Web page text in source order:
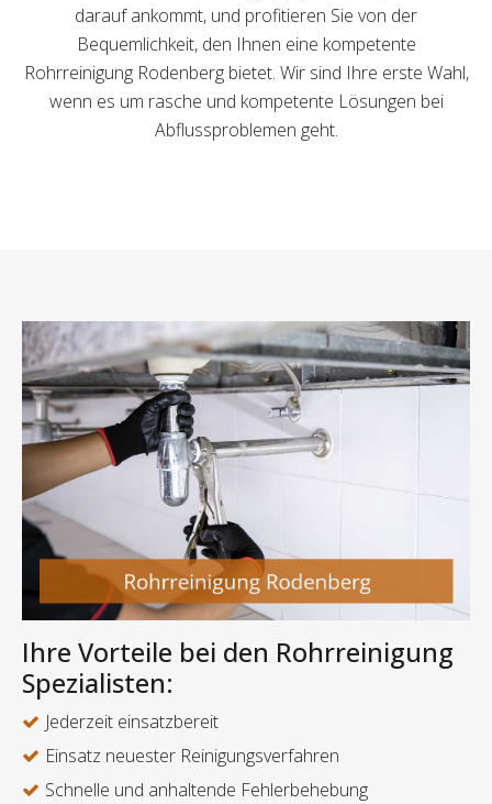
darauf ankommt, und profitieren Sie von der
Bequemlichkeit, den Ihnen eine kompetente
Rohrreinigung Rodenberg bietet. Wir sind Ihre erste Wahl,
wenn es um rasche und kompetente Lösungen bei
Abflussproblemen geht.
Ihre Vorteile bei den Rohrreinigung
Spezialisten:
Jederzeit einsatzbereit
Einsatz neuester Reinigungsverfahren
Schnelle und anhaltende Fehlerbehebung